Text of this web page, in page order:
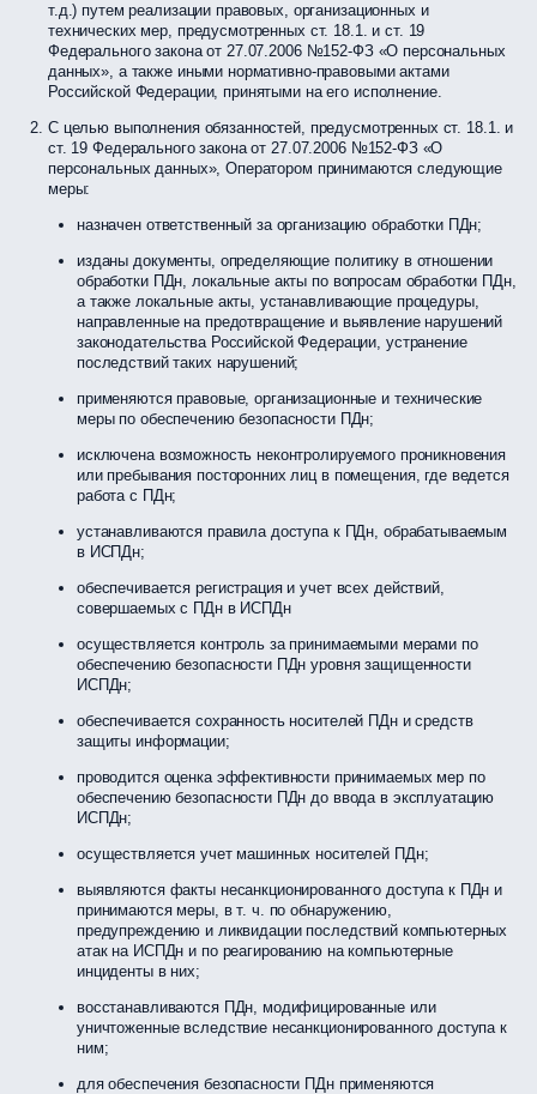
т.д.) путем реализации правовых, организационных и
технических мер, предусмотренных ст. 18.1. и ст. 19
Федерального закона от 27.07.2006 №152-ФЗ «О персональных
данных», а также иными нормативно-правовыми актами
Российской Федерации, принятыми на его исполнение.
С целью выполнения обязанностей, предусмотренных ст. 18.1. и
ст. 19 Федерального закона от 27.07.2006 №152-ФЗ «О
персональных данных», Оператором принимаются следующие
меры:
назначен ответственный за организацию обработки ПДн;
изданы документы, определяющие политику в отношении
обработки ПДн, локальные акты по вопросам обработки ПДн,
а также локальные акты, устанавливающие процедуры,
направленные на предотвращение и выявление нарушений
законодательства Российской Федерации, устранение
последствий таких нарушений;
применяются правовые, организационные и технические
меры по обеспечению безопасности ПДн;
исключена возможность неконтролируемого проникновения
или пребывания посторонних лиц в помещения, где ведется
работа с ПДн;
устанавливаются правила доступа к ПДн, обрабатываемым
в ИСПДн;
обеспечивается регистрация и учет всех действий,
совершаемых с ПДн в ИСПДн
осуществляется контроль за принимаемыми мерами по
обеспечению безопасности ПДн уровня защищенности
ИСПДн;
обеспечивается сохранность носителей ПДн и средств
защиты информации;
проводится оценка эффективности принимаемых мер по
обеспечению безопасности ПДн до ввода в эксплуатацию
ИСПДн;
осуществляется учет машинных носителей ПДн;
выявляются факты несанкционированного доступа к ПДн и
принимаются меры, в т. ч. по обнаружению,
предупреждению и ликвидации последствий компьютерных
атак на ИСПДн и по реагированию на компьютерные
инциденты в них;
восстанавливаются ПДн, модифицированные или
уничтоженные вследствие несанкционированного доступа к
ним;
для обеспечения безопасности ПДн применяются